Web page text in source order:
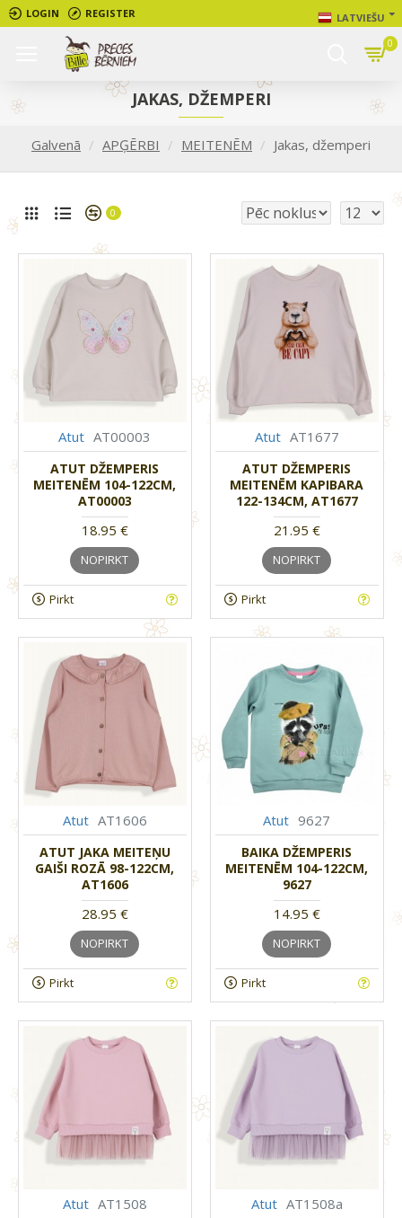
LOGIN REGISTER LATVIEŠU
0
Galvenā APĢĒRBI MEITENĒM Jakas, džemperi
JAKAS, DŽEMPERI
0
Atut AT00003
ATUT DŽEMPERIS
MEITENĒM 104-122CM,
AT00003
18.95 €
NOPIRKT
Pirkt
Atut AT1677
ATUT DŽEMPERIS
MEITENĒM KAPIBARA
122-134CM, AT1677
21.95 €
NOPIRKT
Pirkt
Atut AT1606
ATUT JAKA MEITEŅU
GAIŠI ROZĀ 98-122CM,
AT1606
28.95 €
NOPIRKT
Pirkt
Atut 9627
BAIKA DŽEMPERIS
MEITENĒM 104-122CM,
9627
14.95 €
NOPIRKT
Pirkt
Atut AT1508 Atut AT1508a